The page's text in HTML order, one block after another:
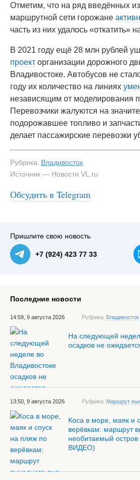
Отметим, что на ряд введённых
маршрутной сети горожане
часть из них удалось «откатить»
В 2021 году ещё 28 млн рублей
проект организации дорожного
Владивостоке. Автобусов не
году их количество на линиях
независящим от моделирования
Перевозчики жалуются на
подорожавшее топливо и
делает пассажирские перевозки
Рубрика: Владивосток
Источник — Новости VL.ru
Обсудить в Telegram
Пришлите свою новость
+7 (924) 423 77 33
Последние новости
14:59, 9 августа 2026 Рубрика: Владивосток
На следующей
осадков не
13:50, 9 августа 2026 Рубрика: Маршрут
Коса в море, маяк и
верёвкам: маршрут
необитаемый
ВИДЕО)